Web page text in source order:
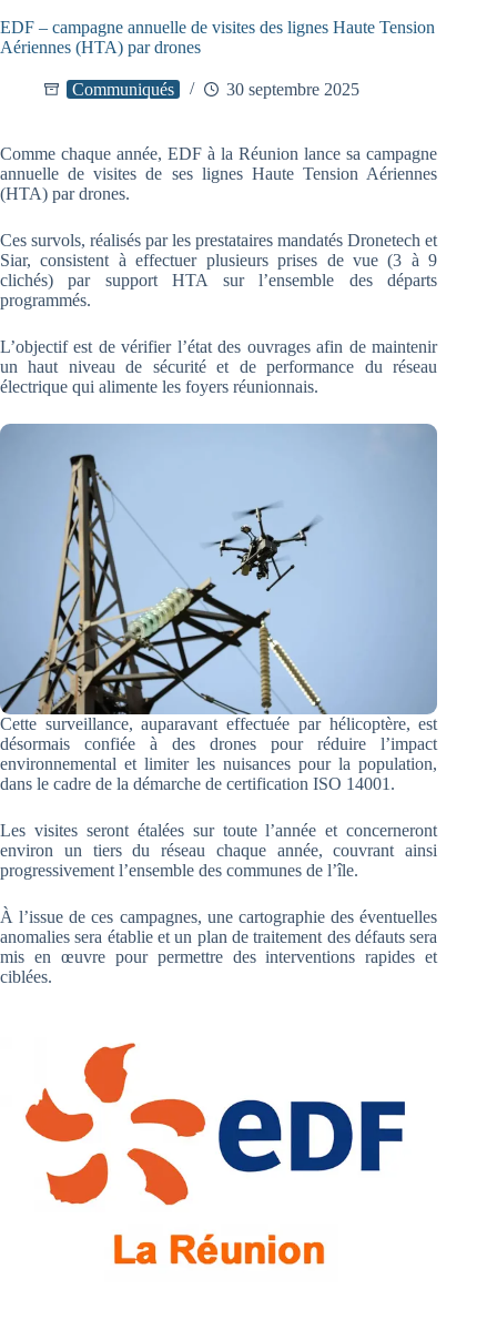
EDF – campagne annuelle de visites des lignes Haute Tension
Aériennes (HTA) par drones
Communiqués 30 septembre 2025
Comme chaque année, EDF à la Réunion lance sa campagne
annuelle de visites de ses lignes Haute Tension Aériennes
(HTA) par drones.
Ces survols, réalisés par les prestataires mandatés Dronetech et
Siar, consistent à effectuer plusieurs prises de vue (3 à 9
clichés) par support HTA sur l’ensemble des départs
programmés.
L’objectif est de vérifier l’état des ouvrages afin de maintenir
un haut niveau de sécurité et de performance du réseau
électrique qui alimente les foyers réunionnais.
Cette surveillance, auparavant effectuée par hélicoptère, est
désormais confiée à des drones pour réduire l’impact
environnemental et limiter les nuisances pour la population,
dans le cadre de la démarche de certification ISO 14001.
Les visites seront étalées sur toute l’année et concerneront
environ un tiers du réseau chaque année, couvrant ainsi
progressivement l’ensemble des communes de l’île.
À l’issue de ces campagnes, une cartographie des éventuelles
anomalies sera établie et un plan de traitement des défauts sera
mis en œuvre pour permettre des interventions rapides et
ciblées.